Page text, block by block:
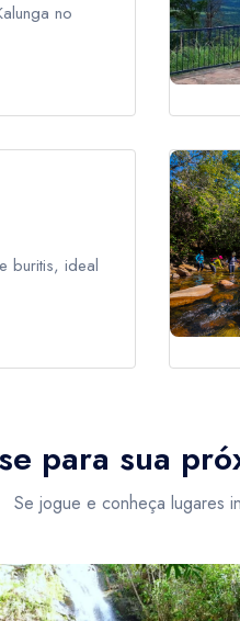
no
buritis, ideal
para sua
Se jogue e conheça lugares